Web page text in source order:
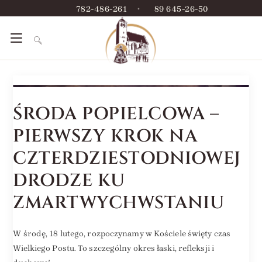
782-486-261 • 89 645-26-50
ŚRODA POPIELCOWA –
PIERWSZY KROK NA
CZTERDZIESTODNIOWEJ
DRODZE KU
ZMARTWYCHWSTANIU
W środę, 18 lutego, rozpoczynamy w Kościele święty czas
Wielkiego Postu. To szczególny okres łaski, refleksji i